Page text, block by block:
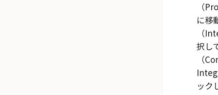
（
に移
（
択し
（
ック